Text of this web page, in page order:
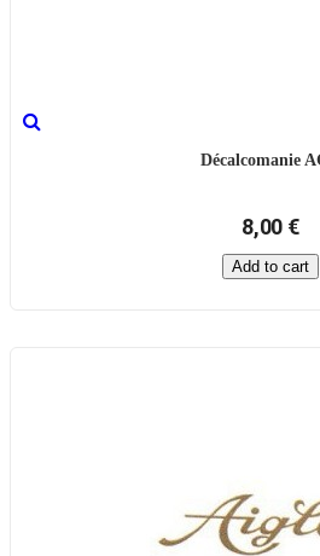
Décalcomanie
8,00 €
Add to cart